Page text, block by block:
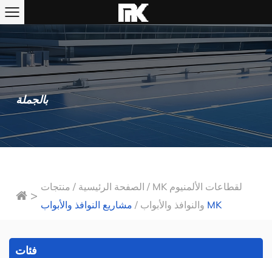
بالجملة
>
الصفحة الرئيسية / منتجات / MK لقطاعات الألمنيوم
والنوافذ والأبواب / مشاريع النوافذ والأبواب MK
فئات